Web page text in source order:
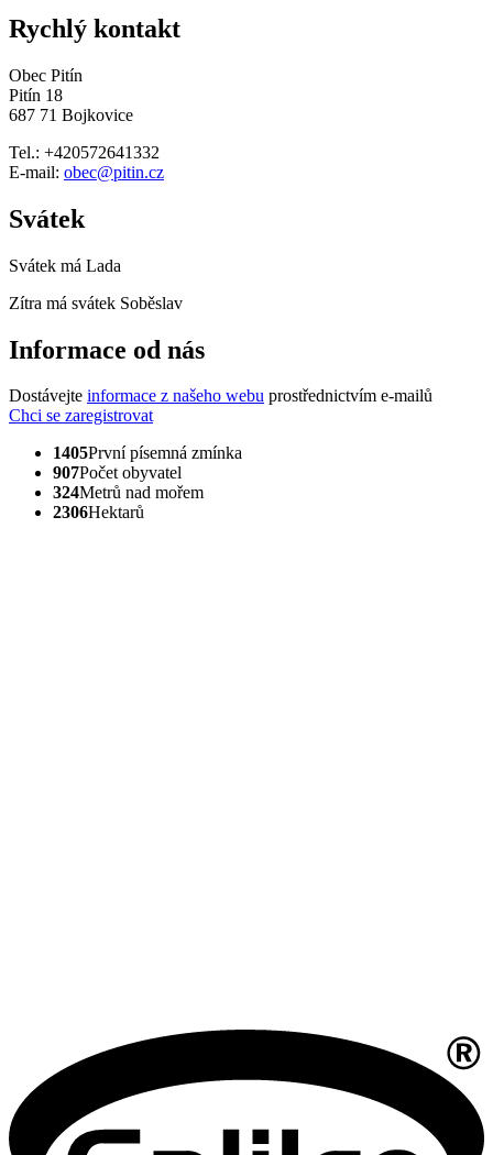
Rychlý kontakt
Obec Pitín
Pitín 18
687 71 Bojkovice
Tel.: +420572641332
E-mail: obec@pitin.cz
Svátek
Svátek má Lada
Zítra má svátek Soběslav
Informace od nás
Dostávejte informace z našeho webu prostřednictvím e-mailů
Chci se zaregistrovat
1405První písemná zmínka
907Počet obyvatel
324Metrů nad mořem
2306Hektarů